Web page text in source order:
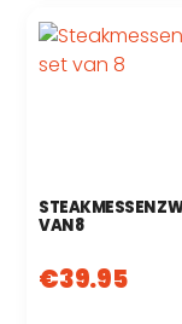
STEAKMESSEN
VAN 8
€39.95